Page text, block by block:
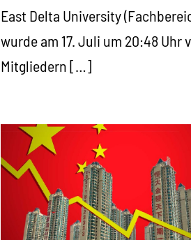
East Delta University
wurde am 17. Juli um 20:48 Uhr
Mitgliedern […]